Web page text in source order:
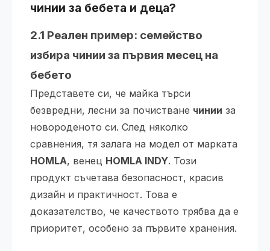
чинии за бебета и деца?
2.1 Реален пример: семейство
избира чинии за първия месец на
бебето
Представете си, че майка търси
безвредни, лесни за почистване чинии за
новороденото си. След няколко
сравнения, тя залага на модел от марката
HOMLA, венец HOMLA INDY. Този
продукт съчетава безопасност, красив
дизайн и практичност. Това е
доказателство, че качеството трябва да е
приоритет, особено за първите хранения.